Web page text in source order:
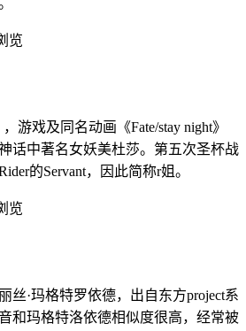
览
游戏及同名动画《Fate/stay night》
话中著名女妖美杜莎。第五次圣杯战
的Servant，因此简称r姐。
览
丝·玛格特罗依德，出自东方project系
和玛格特洛依德相似度很高，经常被